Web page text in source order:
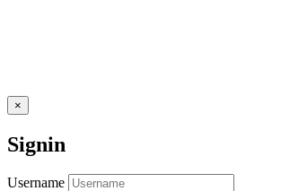
×
Signin
Username